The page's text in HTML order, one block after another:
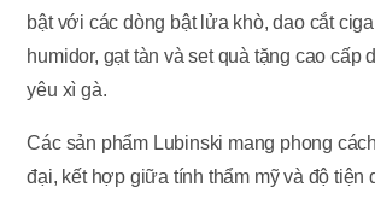
bật với các dòng bật lửa khò, dao cắt
humidor, gạt tàn và set quà tặng cao cấp
yêu xì gà.
Các sản phẩm Lubinski mang phong
đại, kết hợp giữa tính thẩm mỹ và độ tiện